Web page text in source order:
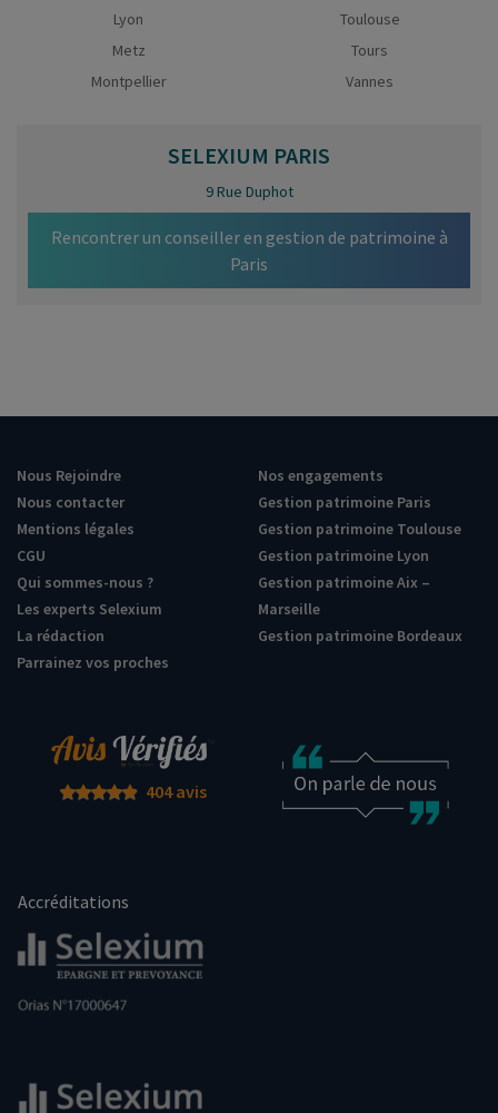
Lyon
Metz
Montpellier
Toulouse
Tours
Vannes
SELEXIUM PARIS
9 Rue Duphot
Rencontrer un conseiller en gestion de patrimoine à
Paris
Nous Rejoindre
Nous contacter
Mentions légales
CGU
Qui sommes-nous ?
Les experts Selexium
La rédaction
Parrainez vos proches
Nos engagements
Gestion patrimoine Paris
Gestion patrimoine Toulouse
Gestion patrimoine Lyon
Gestion patrimoine Aix –
Marseille
Gestion patrimoine Bordeaux
404 avis
Accréditations